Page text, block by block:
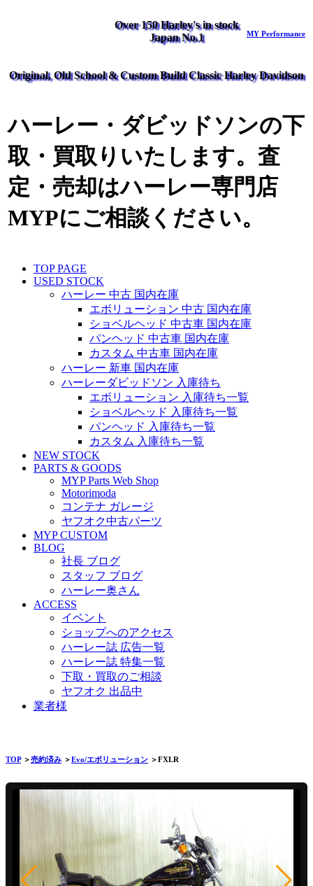
Over 150 Harley's in stock
Japan No.1
MY Performance
Original, Old School & Custom Build Classic Harley Davidson
ハーレー・ダビッドソンの下
取・買取りいたします。査
定・売却はハーレー専門店
MYPにご相談ください。
TOP PAGE
USED STOCK
ハーレー 中古 国内在庫
エボリューション 中古 国内在庫
ショベルヘッド 中古車 国内在庫
パンヘッド 中古車 国内在庫
カスタム 中古車 国内在庫
ハーレー 新車 国内在庫
ハーレーダビッドソン 入庫待ち
エボリューション 入庫待ち一覧
ショベルヘッド 入庫待ち一覧
パンヘッド 入庫待ち一覧
カスタム 入庫待ち一覧
NEW STOCK
PARTS & GOODS
MYP Parts Web Shop
Motorimoda
コンテナ ガレージ
ヤフオク中古パーツ
MYP CUSTOM
BLOG
社長 ブログ
スタッフ ブログ
ハーレー奥さん
ACCESS
イベント
ショップへのアクセス
ハーレー誌 広告一覧
ハーレー誌 特集一覧
下取・買取のご相談
ヤフオク 出品中
業者様
TOP＞売約済み ＞Evo/エボリューション ＞FXLR